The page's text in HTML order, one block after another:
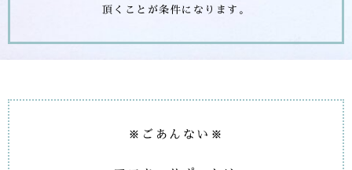
頂くことが条件になります。
※ごあんない※